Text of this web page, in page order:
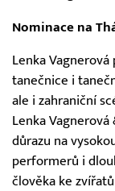
Nominace na
Lenka
tanečnice i
ale i zahraniční
Lenka
důrazu na
performerů i
člověka ke